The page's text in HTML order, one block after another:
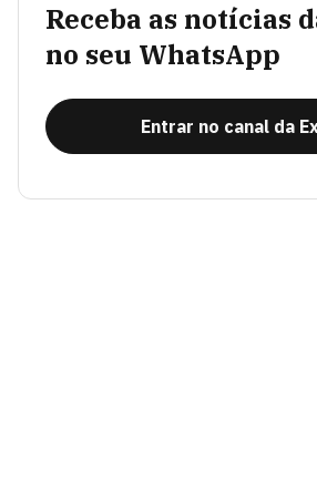
Receba as notícias
no seu WhatsApp
Entrar no canal da